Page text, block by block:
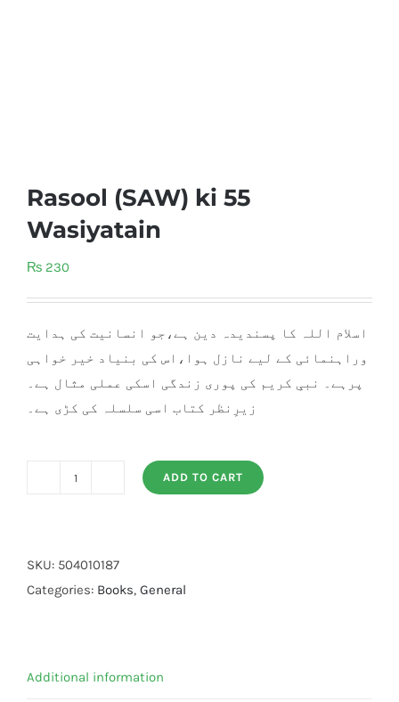
Rasool (SAW) ki 55
Wasiyatain
₨ 230
اسلام اللہ کا پسندیدہ دین ہے،جو انسانیت کی ہدایت
وراہنمائی کے لیے نازل ہوا،اس کی بنیاد خیر خواہی
پرہے۔ نبیِ کریم کی پوری زندگی اسکی عملی مثال ہے۔
زیرِنظر کتاب اسی سلسلہ کی کڑی ہے۔
55
Wasiyatain
ADD TO CART
SKU: 504010187
Categories: Books, General
Additional information